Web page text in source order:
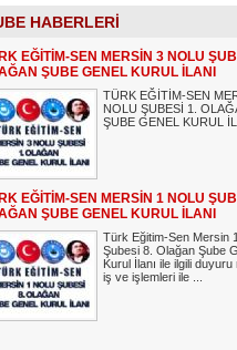
HABERLERİ
EĞİTİM-SEN MERSİN 3 NOLU
ŞUBE GENEL KURUL İLANI
TÜRK EĞİTİM-SEN
NOLU ŞUBESİ 1.
ŞUBE GENEL KURUL
EĞİTİM-SEN MERSİN 1 NOLU
ŞUBE GENEL KURUL İLANI
Türk Eğitim-Sen Mersin
Şubesi 8. Olağan Şube
Kurul İlanı ile ilgili duyuru
iş ve işlemleri ile ...